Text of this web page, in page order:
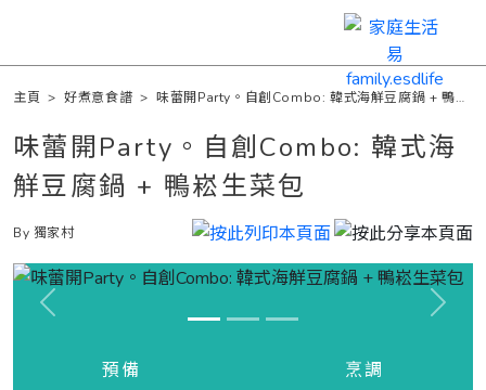
主頁 >好煮意食譜 >味蕾開Party。自創Combo: 韓式海觧豆腐鍋 + 鴨崧
味蕾開Party。自創Combo: 韓式海
觧豆腐鍋 + 鴨崧生菜包
By 獨家村
Previous Next
預備
烹調